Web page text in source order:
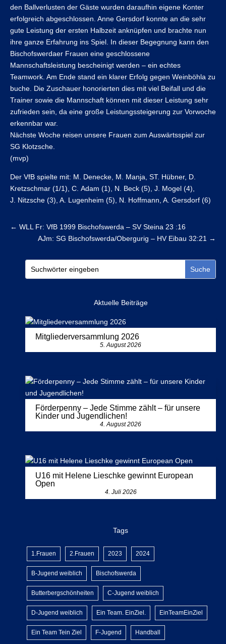
den Ballverlusten der Gäste wurden daraufhin eigene Konter
erfolgreich abgeschlossen. Anne Gersdorf konnte an die sehr
gute Leistung der ersten Halbzeit anknüpfen und brachte nun
ihre ganze Erfahrung ins Spiel. In dieser Begegnung kann den
Bischofswerdaer Frauen eine geschlossene
Mannschaftsleistung bescheinigt werden – ein echtes
Teamwork. Am Ende stand ein klarer Erfolg gegen Weinböhla zu
buche. Die Zuschauer honorierten dies mit viel Beifall und die
Trainer sowie die Mannschaft können mit dieser Leistung sehr
zufrieden sein, da eine große Leistungssteigerung zur Vorwoche
erkennbar war.
Nächste Woche reisen unsere Frauen zum Auswärtsspiel zur
SG Klotzsche.
(mvp)
Der VfB spielte mit: M. Denecke, M. Manja, ST. Hübner, D.
Kretzschmar (1/1), C. Adam (1), N. Beck (5), J. Mogel (4),
J. Nitzsche (3), A. Lugenheim (5), N. Hoffmann, A. Gersdorf (6)
← WLL Fr: VfB 1999 Bischofswerda – SV Steina 23 :16
AJm: SG Bischofswerda/Obergurig – HV Eibau 32:21 →
Aktuelle Beiträge
Mitgliederversammlung 2026
5. August 2026
Förderpenny – Jede Stimme zählt – für unsere
Kinder und Jugendlichen!
4. August 2026
U16 mit Helene Lieschke gewinnt European
Open
4. Juli 2026
Tags
1.Frauen 2.Frauen 2023 2024
B-Jugend weiblich Bischofswerda
Butterbergschönheiten C-Jugend weiblich
D-Jugend weiblich Ein Team. EinZiel. EinTeamEinZiel
Ein Team Tein Ziel F-Jugend Handball